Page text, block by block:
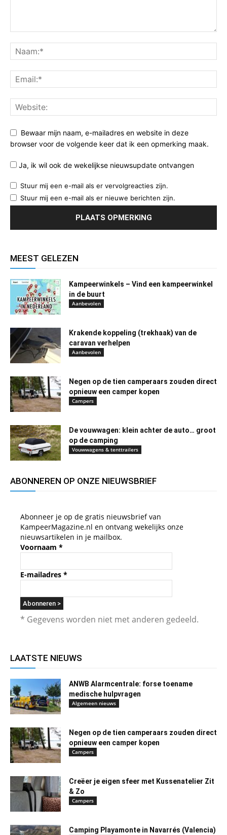
Bewaar mijn naam, e-mailadres en website in deze
browser voor de volgende keer dat ik een opmerking maak.
Ja, ik wil ook de wekelijkse nieuwsupdate ontvangen
Stuur mij een e-mail als er vervolgreacties zijn.
Stuur mij een e-mail als er nieuwe berichten zijn.
MEEST GELEZEN
Kampeerwinkels – Vind een kampeerwinkel
in de buurt
Aanbevolen
Krakende koppeling (trekhaak) van de
caravan verhelpen
Aanbevolen
Negen op de tien camperaars zouden direct
opnieuw een camper kopen
Campers
De vouwwagen: klein achter de auto… groot
op de camping
Vouwwagens & tenttrailers
ABONNEREN OP ONZE NIEUWSBRIEF
Abonneer je op de gratis nieuwsbrief van
KampeerMagazine.nl en ontvang wekelijks onze
nieuwsartikelen in je mailbox.
Voornaam *
E-mailadres *
* Gegevens worden niet met anderen gedeeld.
LAATSTE NIEUWS
ANWB Alarmcentrale: forse toename
medische hulpvragen
Algemeen nieuws
Negen op de tien camperaars zouden direct
opnieuw een camper kopen
Campers
Creëer je eigen sfeer met Kussenatelier Zit
& Zo
Campers
Camping Playamonte in Navarrés (Valencia)